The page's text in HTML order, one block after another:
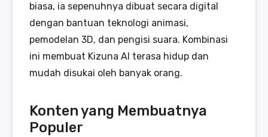
biasa, ia sepenuhnya dibuat secara digital
dengan bantuan teknologi animasi,
pemodelan 3D, dan pengisi suara. Kombinasi
ini membuat Kizuna AI terasa hidup dan
mudah disukai oleh banyak orang.
Konten yang Membuatnya
Populer